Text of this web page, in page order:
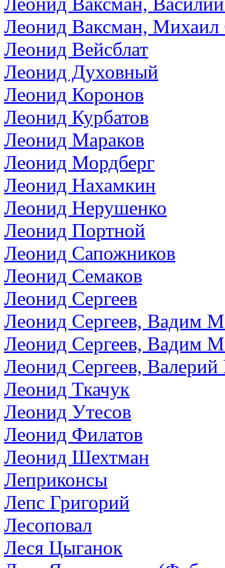
Леонид Ваксман, Михаил
Леонид Вейсблат
Леонид Духовный
Леонид Коронов
Леонид Курбатов
Леонид Мараков
Леонид Мордберг
Леонид Нахамкин
Леонид Нерушенко
Леонид Портной
Леонид Сапожников
Леонид Семаков
Леонид Сергеев
Леонид Сергеев, Вадим
Леонид Сергеев, Вадим
Леонид Сергеев,
Леонид Ткачук
Леонид Утесов
Леонид Филатов
Леонид Шехтман
Леприконсы
Лепс Григорий
Лесоповал
Леся Цыганок